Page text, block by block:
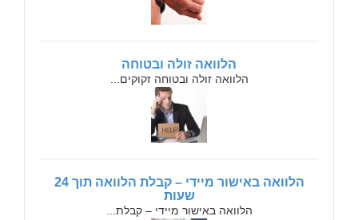
הלוואה זולה ובטוחה
הלוואה זולה ובטוחה זקוקים...
הלוואה באישור מיידי – קבלת הלוואה תוך 24
שעות
הלוואה באישור מיידי – קבלת...